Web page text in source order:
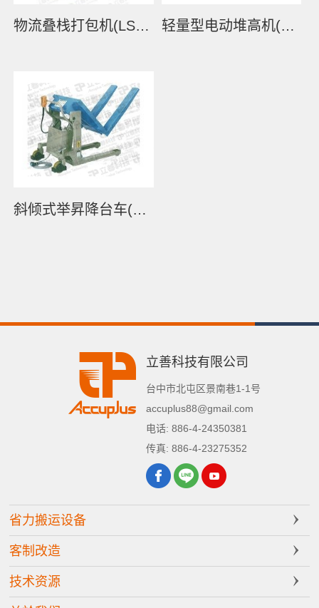
物流叠栈打包机(LS2000) 轻量型电动堆高机(KGX Series)
斜倾式举昇降台车(LS-E Series)
立善科技有限公司
台中市北屯区景南巷1-1号
accuplus88@gmail.com
电话: 886-4-24350381
传真: 886-4-23275352
省力搬运设备
客制改造
技术资源